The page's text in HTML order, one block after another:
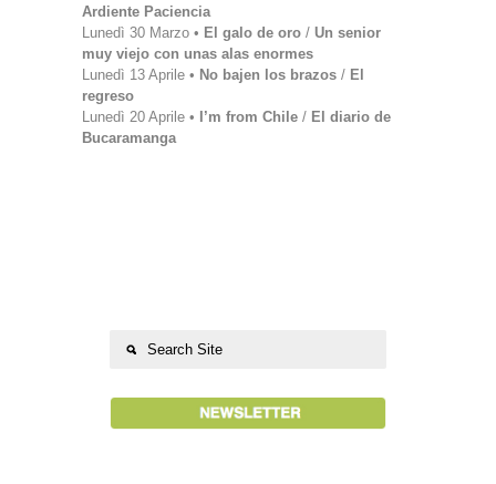
Ardiente Paciencia
Lunedì 30 Marzo • El galo de oro / Un senior
muy viejo con unas alas enormes
Lunedì 13 Aprile • No bajen los brazos / El
regreso
Lunedì 20 Aprile • I’m from Chile / El diario de
Bucaramanga